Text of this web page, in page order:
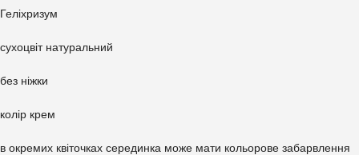
Геліхризум
сухоцвіт натуральний
без ніжки
колір крем
в окремих квіточках серединка може мати кольорове забарвлення